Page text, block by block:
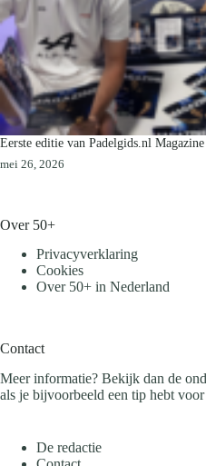
Eerste editie van Padelgids.nl
mei 26, 2026
Over 50+
Privacyverklaring
Cookies
Over 50+ in Nederland
Contact
Meer informatie? Bekijk dan de
als je bijvoorbeeld een tip hebt voor
De redactie